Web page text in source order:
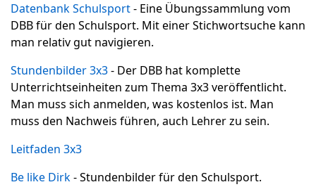
Datenbank Schulsport- Eine Übungssammlung vom
DBB für den Schulsport. Mit einer Stichwortsuche kann
man relativ gut navigieren.
Stundenbilder 3x3- Der DBB hat komplette
Unterrichtseinheiten zum Thema 3x3 veröffentlicht.
Man muss sich anmelden, was kostenlos ist. Man
muss den Nachweis führen, auch Lehrer zu sein.
Leitfaden 3x3
Be like Dirk- Stundenbilder für den Schulsport.